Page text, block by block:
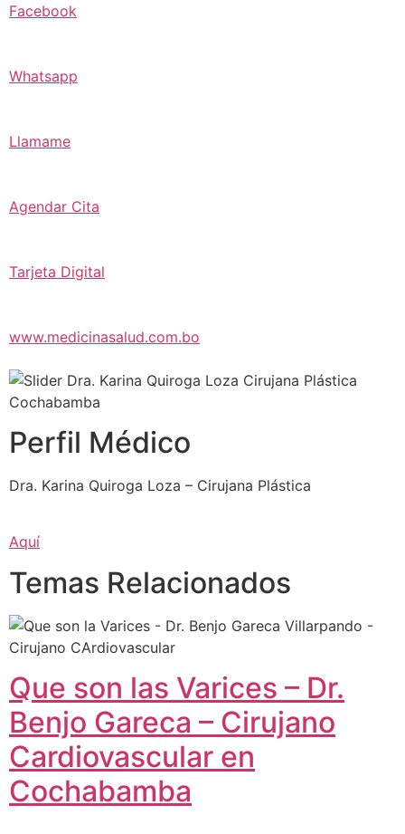
Facebook
Whatsapp
Llamame
Agendar Cita
Tarjeta Digital
www.medicinasalud.com.bo
Perfil Médico
Dra. Karina Quiroga Loza – Cirujana Plástica
Aquí
Temas Relacionados
Que son las Varices – Dr.
Benjo Gareca – Cirujano
Cardiovascular en
Cochabamba